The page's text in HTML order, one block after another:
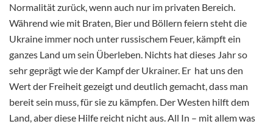
Normalität zurück, wenn auch nur im privaten Bereich.
Während wie mit Braten, Bier und Böllern feiern steht die
Ukraine immer noch unter russischem Feuer, kämpft ein
ganzes Land um sein Überleben. Nichts hat dieses Jahr so
sehr geprägt wie der Kampf der Ukrainer. Er hat uns den
Wert der Freiheit gezeigt und deutlich gemacht, dass man
bereit sein muss, für sie zu kämpfen. Der Westen hilft dem
Land, aber diese Hilfe reicht nicht aus. All In – mit allem was